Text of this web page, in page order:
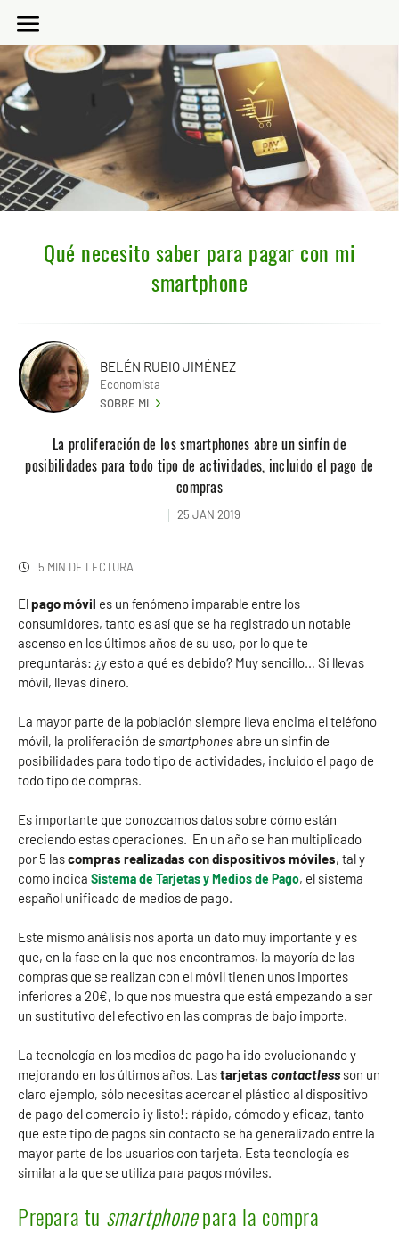
Qué necesito saber para pagar con mi
smartphone
BELÉN RUBIO JIMÉNEZ
Economista
SOBRE MI
La proliferación de los smartphones abre un sinfín de
posibilidades para todo tipo de actividades, incluido el pago de
compras
25 JAN 2019
5 MIN DE LECTURA
Elpago móvil es un fenómeno imparable entre los
consumidores, tanto es así que se ha registrado un notable
ascenso en los últimos años de su uso, por lo que te
preguntarás: ¿y esto a qué es debido? Muy sencillo… Si llevas
móvil, llevas dinero.
La mayor parte de la población siempre lleva encima el teléfono
móvil, la proliferación de smartphonesabre un sinfín de
posibilidades para todo tipo de actividades, incluido el pago de
todo tipo de compras.
Es importante que conozcamos datos sobre cómo están
creciendo estas operaciones. En un año se han multiplicado
por 5 lascompras realizadas con dispositivos móviles, tal y
como indica Sistema de Tarjetas y Medios de Pago, el sistema
español unificado de medios de pago.
Este mismo análisis nos aporta un dato muy importante y es
que, en la fase en la que nos encontramos, la mayoría de las
compras que se realizan con el móvil tienen unos importes
inferiores a 20€, lo que nos muestra que está empezando a ser
un sustitutivo del efectivo en las compras de bajo importe.
La tecnología en los medios de pago ha ido evolucionando y
mejorando en los últimos años. Lastarjetas contactless son un
claro ejemplo, sólo necesitas acercar el plástico al dispositivo
de pago del comercio ¡y listo!: rápido, cómodo y eficaz, tanto
que este tipo de pagos sin contacto se ha generalizado entre la
mayor parte de los usuarios con tarjeta. Esta tecnología es
similar a la que se utiliza para pagos móviles.
Prepara tu smartphonepara la compra